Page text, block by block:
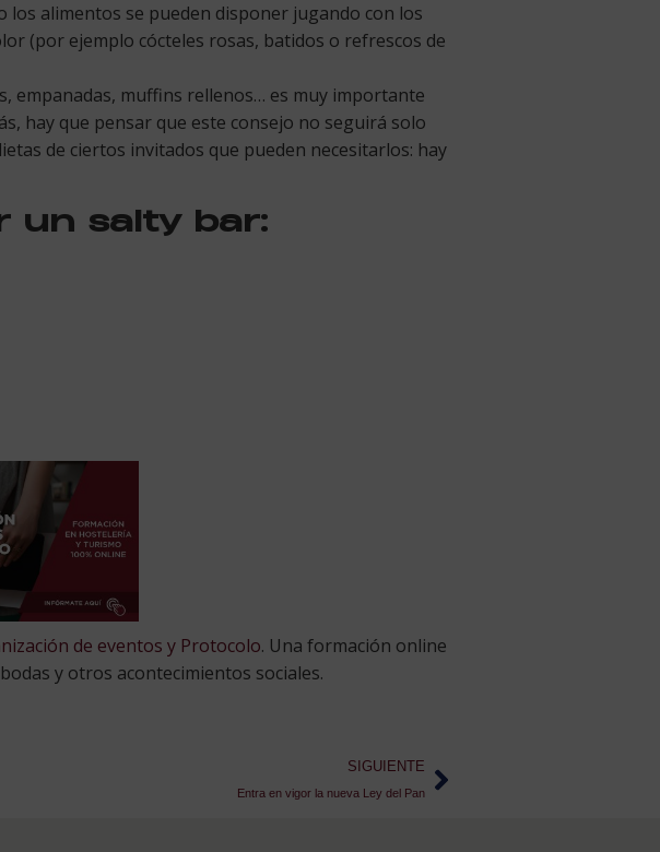
los alimentos se pueden disponer jugando con los
(por ejemplo cócteles rosas, batidos o refrescos de
empanadas, muffins rellenos… es muy importante
hay que pensar que este consejo no seguirá solo
de ciertos invitados que pueden necesitarlos: hay
un salty bar:
de eventos y Protocolo. Una formación online
y otros acontecimientos sociales.
SIGUIENTE
Entra en vigor la nueva Ley del Pan